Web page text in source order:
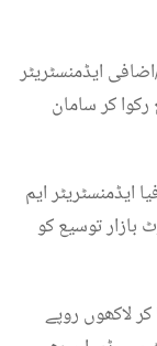
ایڈمنسٹریٹر
کر سامان
ایڈمنسٹریٹر ایم
بازار توسیع کو
کر لاکھوں روپے